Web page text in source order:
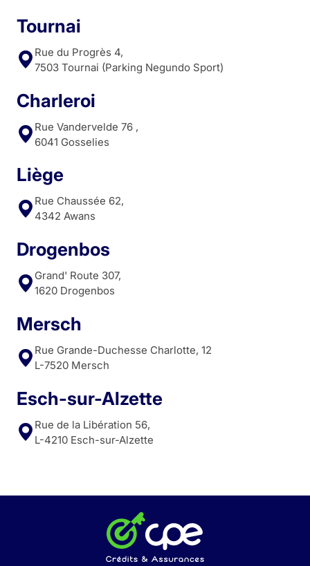
Tournai
Rue du Progrès 4,
7503 Tournai (Parking Negundo Sport)
Charleroi
Rue Vandervelde 76 ,
6041 Gosselies
Liège
Rue Chaussée 62,
4342 Awans
Drogenbos
Grand' Route 307,
1620 Drogenbos
Mersch
Rue Grande-Duchesse Charlotte, 12
L-7520 Mersch
Esch-sur-Alzette
Rue de la Libération 56,
L-4210 Esch-sur-Alzette